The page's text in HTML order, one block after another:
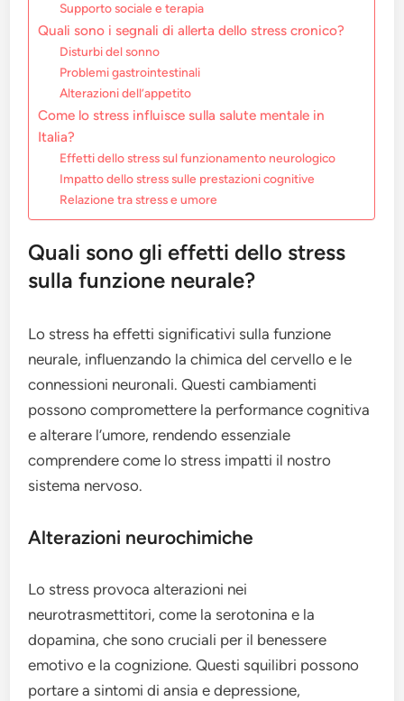
Supporto sociale e terapia
Quali sono i segnali di allerta dello stress cronico?
Disturbi del sonno
Problemi gastrointestinali
Alterazioni dell’appetito
Come lo stress influisce sulla salute mentale in
Italia?
Effetti dello stress sul funzionamento neurologico
Impatto dello stress sulle prestazioni cognitive
Relazione tra stress e umore
Quali sono gli effetti dello stress
sulla funzione neurale?
Lo stress ha effetti significativi sulla funzione
neurale, influenzando la chimica del cervello e le
connessioni neuronali. Questi cambiamenti
possono compromettere la performance cognitiva
e alterare l’umore, rendendo essenziale
comprendere come lo stress impatti il nostro
sistema nervoso.
Alterazioni neurochimiche
Lo stress provoca alterazioni nei
neurotrasmettitori, come la serotonina e la
dopamina, che sono cruciali per il benessere
emotivo e la cognizione. Questi squilibri possono
portare a sintomi di ansia e depressione,